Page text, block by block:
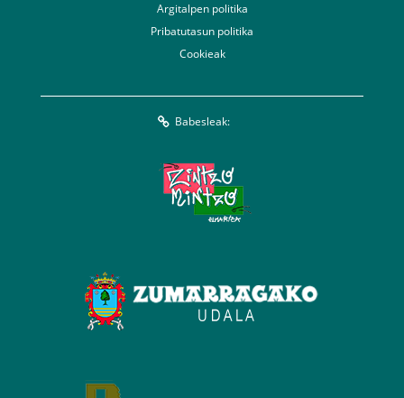
Argitalpen politika
Pribatutasun politika
Cookieak
Babesleak: